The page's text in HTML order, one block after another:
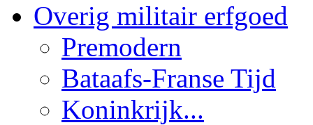
Overig militair erfgoed
Premodern
Bataafs-Franse Tijd
Koninkrijk...